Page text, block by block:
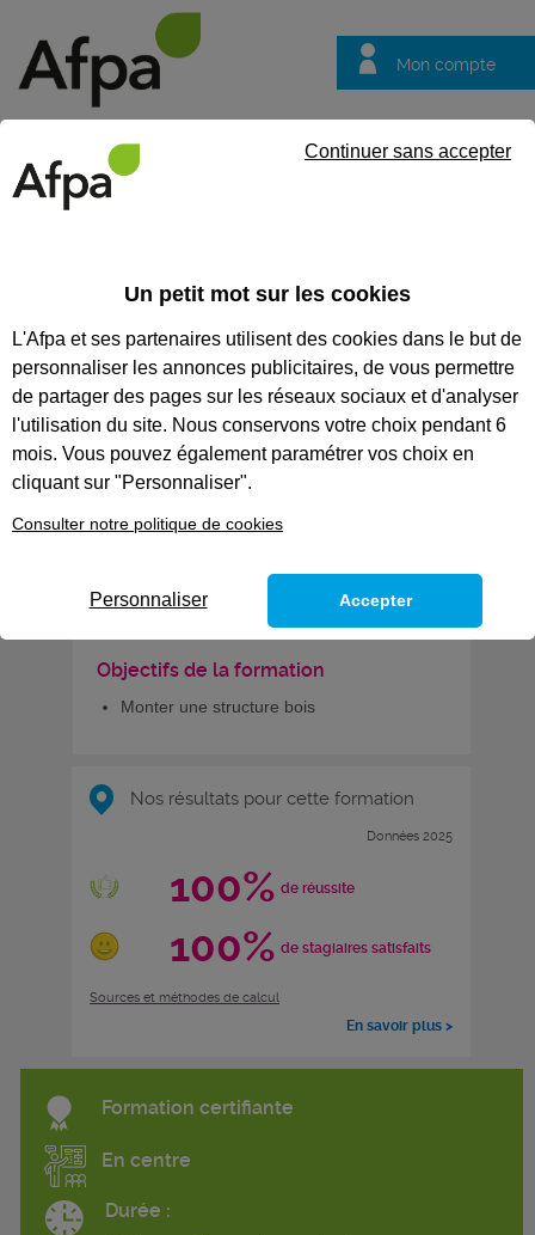
Mon compte
questions
MONTER UNE STRUCTURE
BOIS - BLOC DE
COMPÉTENCES DU TITRE
PROFESSIONNEL
CONSTRUCTEUR BOIS
Objectifs de la formation
Monter une structure bois
Nos résultats pour cette formation
Données 2025
100% de réussite
100% de stagiaires satisfaits
Sources et méthodes de calcul
En savoir plus >
Formation certifiante
En centre
Durée :
Un petit mot sur les cookies
L'Afpa et ses partenaires utilisent des cookies dans le but de
personnaliser les annonces publicitaires, de vous permettre
de partager des pages sur les réseaux sociaux et d'analyser
l'utilisation du site. Nous conservons votre choix pendant 6
mois. Vous pouvez également paramétrer vos choix en
cliquant sur "Personnaliser".
Consulter notre politique de cookies
Continuer sans accepter
Personnaliser Accepter